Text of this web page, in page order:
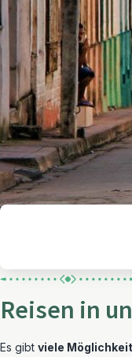
Reisen in
Es gibt viele